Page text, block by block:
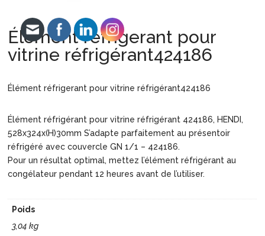
Élément réfrigerant pour
vitrine réfrigérant424186
Élément réfrigerant pour vitrine réfrigérant424186
Élément réfrigérant pour vitrine réfrigérant 424186, HENDI,
528x324x(H)30mm S’adapte parfaitement au présentoir
réfrigéré avec couvercle GN 1/1 – 424186.
Pour un résultat optimal, mettez l’élément réfrigérant au
congélateur pendant 12 heures avant de l’utiliser.
Poids
3,04 kg